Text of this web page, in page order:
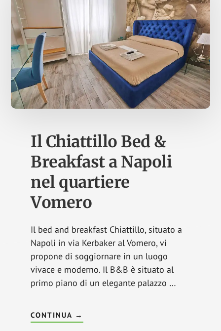
Il Chiattillo Bed &
Breakfast a Napoli
nel quartiere
Vomero
Il bed and breakfast Chiattillo, situato a
Napoli in via Kerbaker al Vomero, vi
propone di soggiornare in un luogo
vivace e moderno. Il B&B è situato al
primo piano di un elegante palazzo …
CONTINUA INFOIL
CHIATTILLO
→